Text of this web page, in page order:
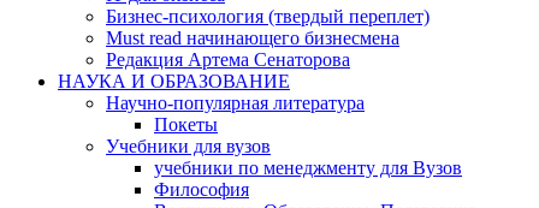
Бизнес-психология (твердый переплет)
Must read начинающего бизнесмена
Редакция Артема Сенаторова
НАУКА И ОБРАЗОВАНИЕ
Научно-популярная литература
Покеты
Учебники для вузов
учебники по менеджменту для Вузов
Философия